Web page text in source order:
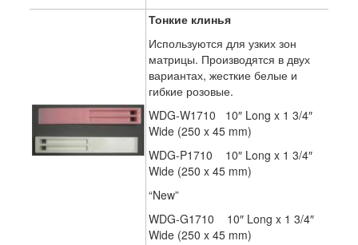
Тонкие клинья
Используются для узких зон
матрицы. Производятся в двух
вариантах, жесткие белые и
гибкие розовые.
WDG-W1710 10″ Long x 1 3/4″
Wide (250 x 45 mm)
WDG-P1710 10″ Long x 1 3/4″
Wide (250 x 45 mm)
“New”
WDG-G1710 10″ Long x 1 3/4″
Wide (250 x 45 mm)